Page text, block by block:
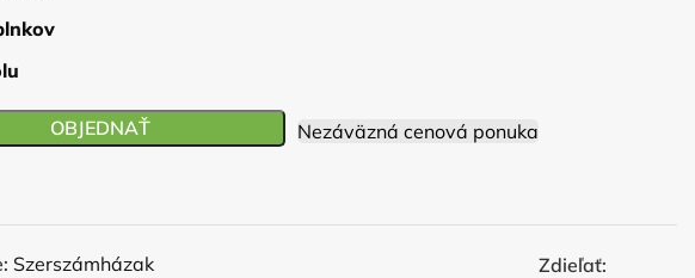
OBJEDNAŤ Nezáväzná cenová ponuka
Szerszámházak Zdieľať: